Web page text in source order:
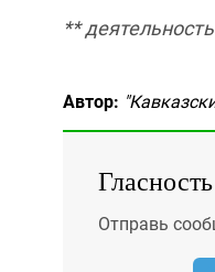
**
Автор:
Отправь